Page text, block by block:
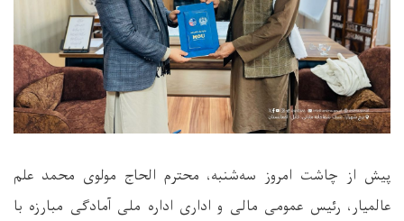
پیش از چاشت امروز سه‌شنبه، محترم الحاج مولوی محمد علم
عالمیار، رئیس عمومی مالی و اداری اداره ملی آمادگی مبارزه با